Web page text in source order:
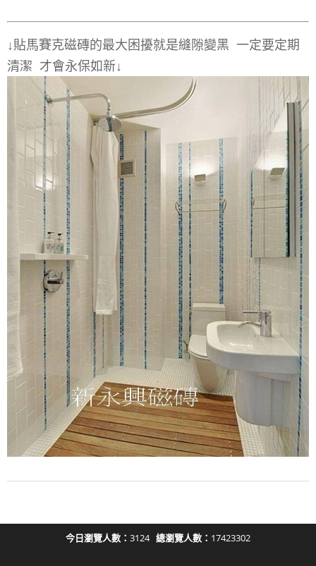
↓貼馬賽克磁磚的最大困擾就是縫隙變黑 一定要定期
清潔 才會永保如新↓
今日瀏覽人數： 3124 總瀏覽人數： 17423302